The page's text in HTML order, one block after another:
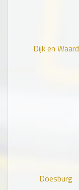
Dijk en Waard
Doesburg